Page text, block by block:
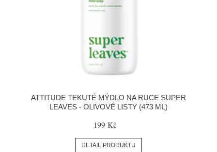
ATTITUDE TEKUTÉ MÝDLO NA RUCE SUPER
LEAVES - OLIVOVÉ LISTY (473 ML)
199 Kč
DETAIL PRODUKTU